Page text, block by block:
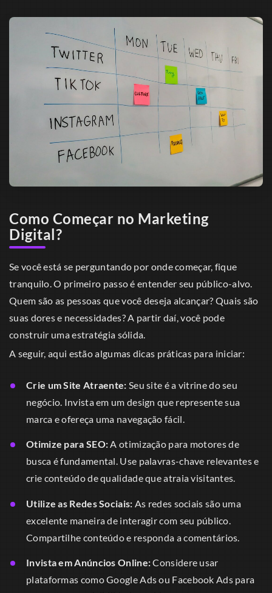
Como Começar no Marketing
Digital?
Se você está se perguntando por onde começar, fique
tranquilo. O primeiro passo é entender seu público-alvo.
Quem são as pessoas que você deseja alcançar? Quais são
suas dores e necessidades? A partir daí, você pode
construir uma estratégia sólida.
A seguir, aqui estão algumas dicas práticas para iniciar:
Crie um Site Atraente: Seu site é a vitrine do seu
negócio. Invista em um design que represente sua
marca e ofereça uma navegação fácil.
Otimize para SEO:A otimização para motores de
busca é fundamental. Use palavras-chave relevantes e
crie conteúdo de qualidade que atraia visitantes.
Utilize as Redes Sociais: As redes sociais são uma
excelente maneira de interagir com seu público.
Compartilhe conteúdo e responda a comentários.
Invista em Anúncios Online:Considere usar
plataformas como Google Ads ou Facebook Ads para